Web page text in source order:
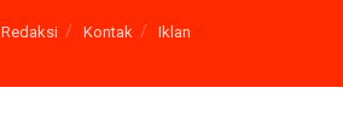
Redaksi Kontak Iklan